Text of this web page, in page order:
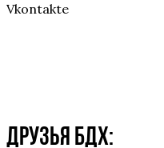
Vkontakte
Друзья БДХ: